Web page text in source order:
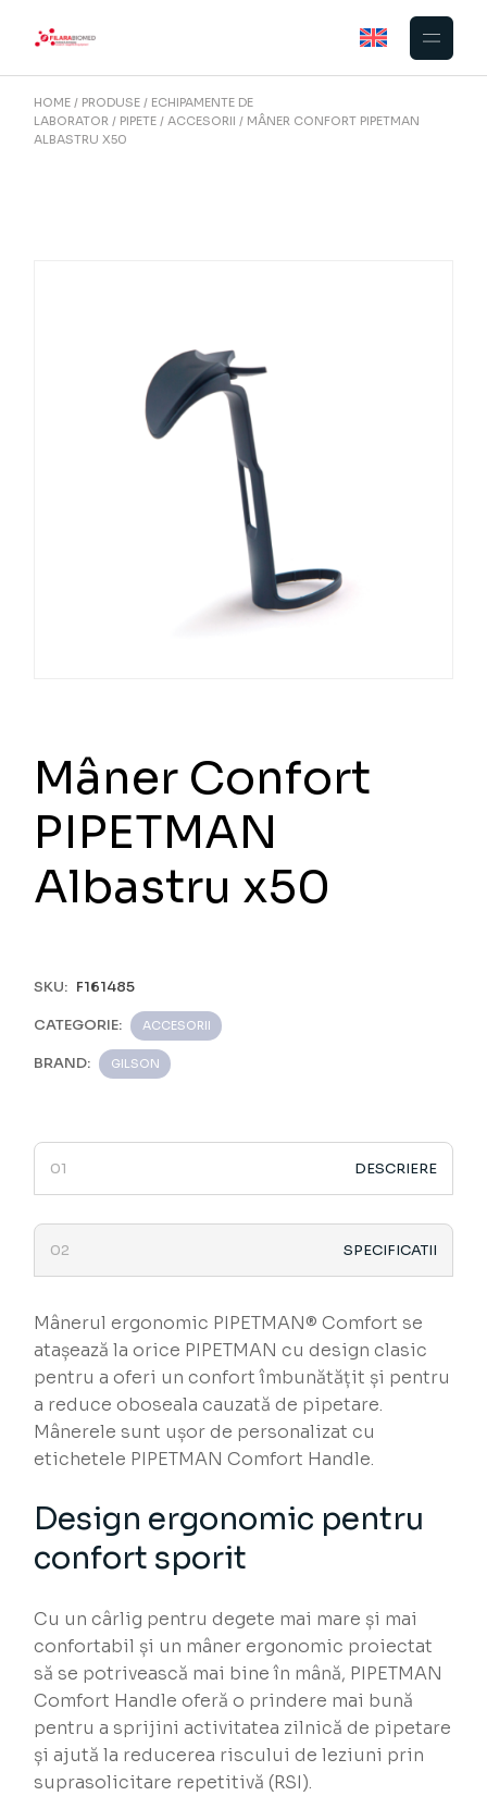
HOME PRODUSE
ECHIPAMENTE DE
LABORATOR
PIPETE ACCESORII
MÂNER CONFORT PIPETMAN
ALBASTRU X50
Mâner Confort
PIPETMAN
Albastru x50
SKU: F161485
CATEGORIE: ACCESORII
BRAND: GILSON
DESCRIERE
SPECIFICATII
Mânerul ergonomic PIPETMAN® Comfort se
atașează la orice PIPETMAN cu design clasic
pentru a oferi un confort îmbunătățit și pentru
a reduce oboseala cauzată de pipetare.
Mânerele sunt ușor de personalizat cu
etichetele PIPETMAN Comfort Handle.
Design ergonomic pentru
confort sporit
Cu un cârlig pentru degete mai mare și mai
confortabil și un mâner ergonomic proiectat
să se potrivească mai bine în mână, PIPETMAN
Comfort Handle oferă o prindere mai bună
pentru a sprijini activitatea zilnică de pipetare
și ajută la reducerea riscului de leziuni prin
suprasolicitare repetitivă (RSI).